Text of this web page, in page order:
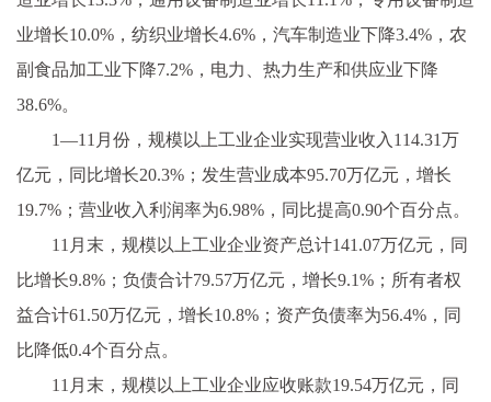
业增长10.0%，纺织业增长4.6%，汽车制造业下降3.4%，农
副食品加工业下降7.2%，电力、热力生产和供应业下降
38.6%。
1—11月份，规模以上工业企业实现营业收入114.31万
亿元，同比增长20.3%；发生营业成本95.70万亿元，增长
19.7%；营业收入利润率为6.98%，同比提高0.90个百分点。
11月末，规模以上工业企业资产总计141.07万亿元，同
比增长9.8%；负债合计79.57万亿元，增长9.1%；所有者权
益合计61.50万亿元，增长10.8%；资产负债率为56.4%，同
比降低0.4个百分点。
11月末，规模以上工业企业应收账款19.54万亿元，同